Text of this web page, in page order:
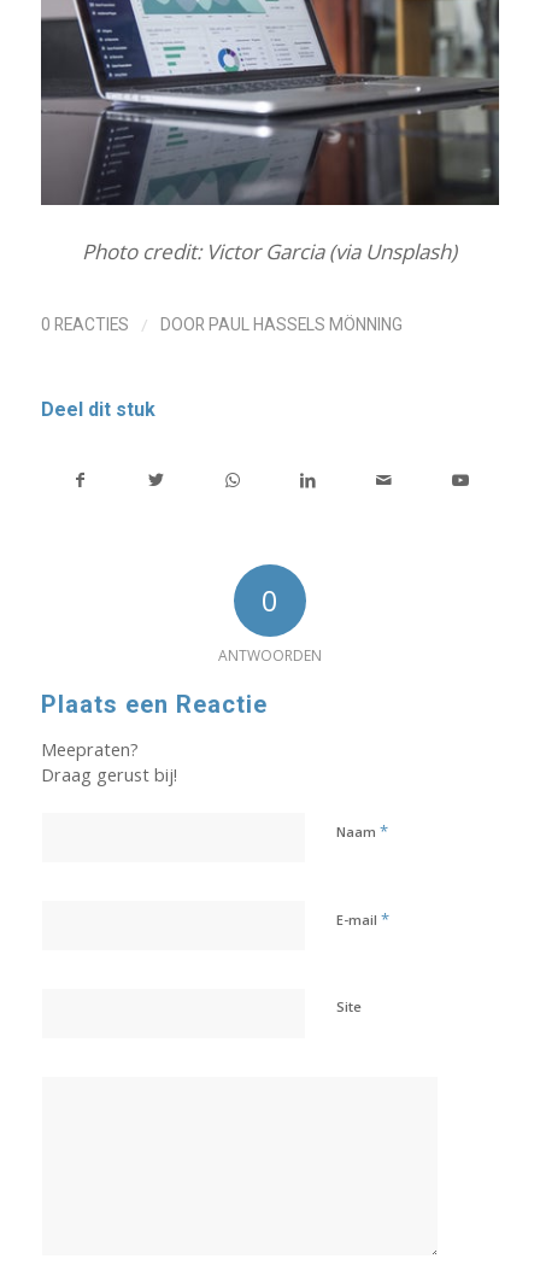
Photo credit: Victor Garcia (via Unsplash)
0 REACTIES / DOOR PAUL HASSELS MÖNNING
Deel dit stuk
0
ANTWOORDEN
Plaats een Reactie
Meepraten?
Draag gerust bij!
Naam *
E-mail *
Site